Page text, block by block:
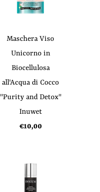
Maschera Viso
Unicorno in
Biocellulosa
all'Acqua di Cocco
"Purity and Detox"
Inuwet
€10,00